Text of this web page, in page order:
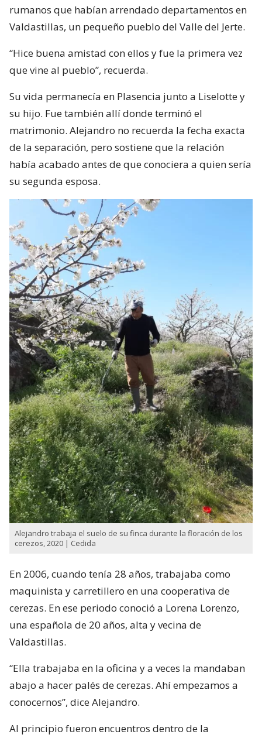
rumanos que habían arrendado departamentos en
Valdastillas, un pequeño pueblo del Valle del Jerte.
“Hice buena amistad con ellos y fue la primera vez
que vine al pueblo”, recuerda.
Su vida permanecía en Plasencia junto a Liselotte y
su hijo. Fue también allí donde terminó el
matrimonio. Alejandro no recuerda la fecha exacta
de la separación, pero sostiene que la relación
había acabado antes de que conociera a quien sería
su segunda esposa.
Alejandro trabaja el suelo de su finca durante la floración de los
cerezos, 2020 | Cedida
En 2006, cuando tenía 28 años, trabajaba como
maquinista y carretillero en una cooperativa de
cerezas. En ese periodo conoció a Lorena Lorenzo,
una española de 20 años, alta y vecina de
Valdastillas.
“Ella trabajaba en la oficina y a veces la mandaban
abajo a hacer palés de cerezas. Ahí empezamos a
conocernos”, dice Alejandro.
Al principio fueron encuentros dentro de la